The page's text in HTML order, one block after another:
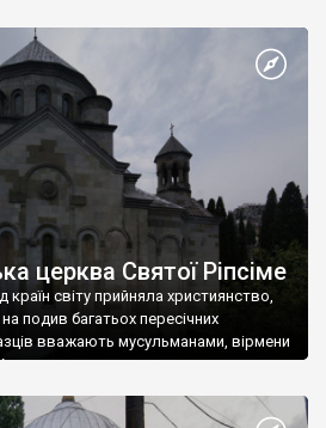
став Василем-християнином.
На честь Херсонесу Таврійського
церква Святої Ріпсіме
світу прийняла християнство,
подив багатьох пересічних
вважають мусульманами, вірмени